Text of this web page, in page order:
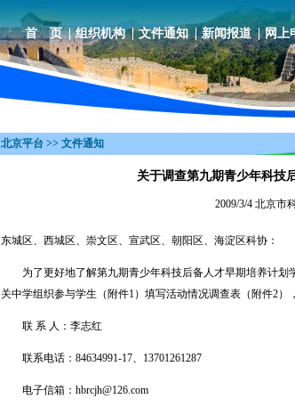
首 页 组织机构 文件通知 新闻报道 网上
北京平台 >> 文件通知
关于调查第九期青少年科技
2009/3/4 北京市
东城区、西城区、崇文区、宣武区、朝阳区、海淀区科协：
为了更好地了解第九期青少年科技后备人才早期培养计划
关中学组织参与学生（附件1）填写活动情况调查表（附件2）
联 系 人：李志红
联系电话：84634991-17、13701261287
电子信箱： hbrcjh@126.com